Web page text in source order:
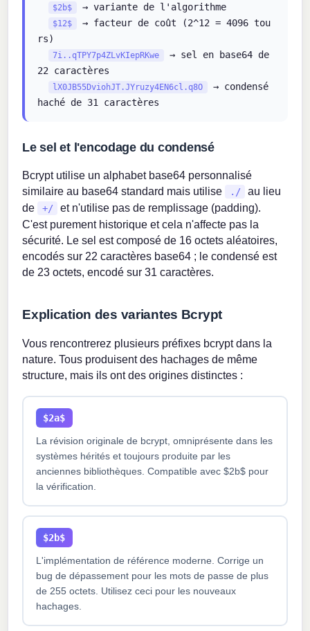
$2b$ → variante de l'algorithme
$12$
→ facteur de coût (2^12 = 4096 tou
rs)
7i..qTPY7p4ZLvKIepRKwe
→ sel en base64 de
22 caractères
lX0JB55DviohJT.JYruzy4EN6cl.q8O
→ condensé
haché de 31 caractères
Le sel et l'encodage du condensé
Bcrypt utilise un alphabet base64 personnalisé
similaire au base64 standard mais utilise
./
au lieu
de
+/
et n'utilise pas de remplissage (padding).
C'est purement historique et cela n'affecte pas la
sécurité. Le sel est composé de 16 octets aléatoires,
encodés sur 22 caractères base64 ; le condensé est
de 23 octets, encodé sur 31 caractères.
Explication des variantes Bcrypt
Vous rencontrerez plusieurs préfixes bcrypt dans la
nature. Tous produisent des hachages de même
structure, mais ils ont des origines distinctes :
$2a$
La révision originale de bcrypt, omniprésente dans les
systèmes hérités et toujours produite par les
anciennes bibliothèques. Compatible avec $2b$ pour
la vérification.
$2b$
L'implémentation de référence moderne. Corrige un
bug de dépassement pour les mots de passe de plus
de 255 octets. Utilisez ceci pour les nouveaux
hachages.